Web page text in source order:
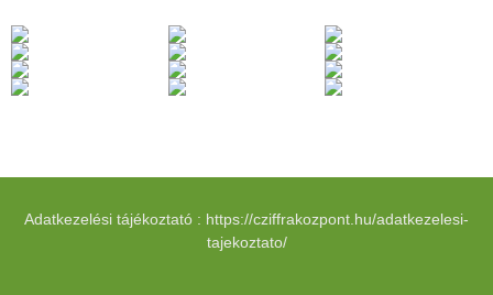
Adatkezelési tájékoztató : https://cziffrakozpont.hu/adatkezelesi-
tajekoztato/